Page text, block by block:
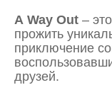
A Way Out –
прожить
приключение
друзей.